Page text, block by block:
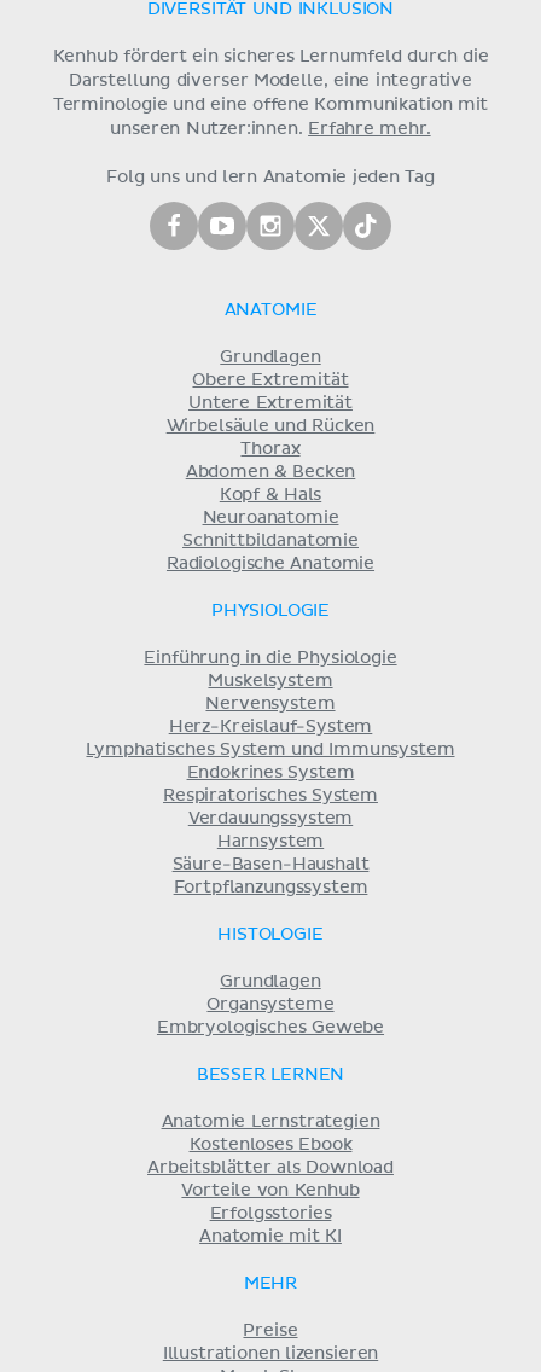
DIVERSITÄT UND INKLUSION
Kenhub fördert ein sicheres Lernumfeld durch die
Darstellung diverser Modelle, eine integrative
Terminologie und eine offene Kommunikation mit
unseren Nutzer:innen. Erfahre mehr.
Folg uns und lern Anatomie jeden Tag
ANATOMIE
Grundlagen
Obere Extremität
Untere Extremität
Wirbelsäule und Rücken
Thorax
Abdomen & Becken
Kopf & Hals
Neuroanatomie
Schnittbildanatomie
Radiologische Anatomie
PHYSIOLOGIE
Einführung in die Physiologie
Muskelsystem
Nervensystem
Herz-Kreislauf-System
Lymphatisches System und Immunsystem
Endokrines System
Respiratorisches System
Verdauungssystem
Harnsystem
Säure-Basen-Haushalt
Fortpflanzungssystem
HISTOLOGIE
Grundlagen
Organsysteme
Embryologisches Gewebe
BESSER LERNEN
Anatomie Lernstrategien
Kostenloses Ebook
Arbeitsblätter als Download
Vorteile von Kenhub
Erfolgsstories
Anatomie mit KI
MEHR
Preise
Illustrationen lizensieren